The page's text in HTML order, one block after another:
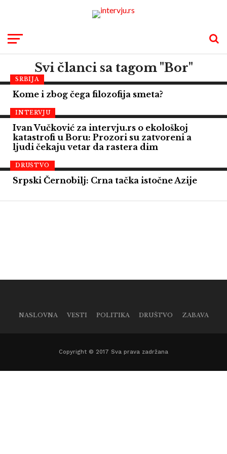
Svi članci sa tagom "Bor"
SRBIJA
Kome i zbog čega filozofija smeta?
INTERVJU
Ivan Vučković za intervju.rs o ekološkoj
katastrofi u Boru: Prozori su zatvoreni a
ljudi čekaju vetar da rastera dim
DRUŠTVO
Srpski Černobilj: Crna tačka istočne Azije
NASLOVNA VESTI POLITIKA DRUŠTVO ZABAVA
Copyright © 2017 Sva prava zadržana